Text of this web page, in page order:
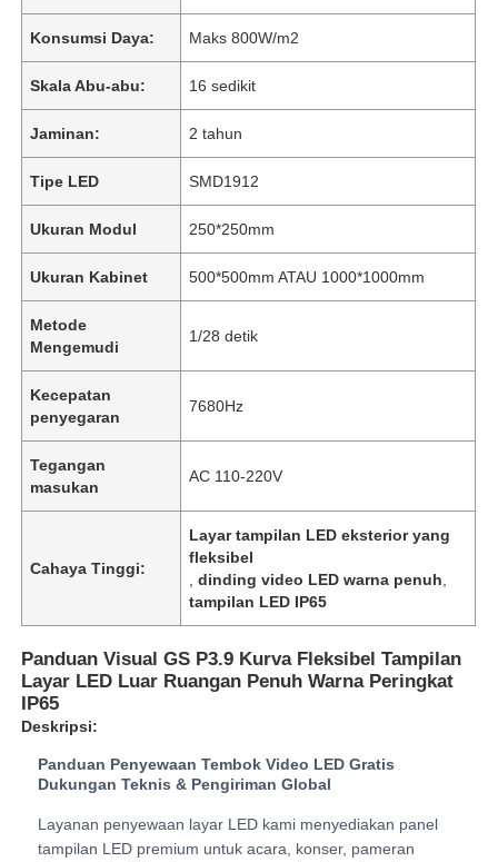
Video
Pertunjukan VR
Konsumsi Daya: Maks 800W/m2
Skala Abu-abu: 16 sedikit
Jaminan: 2 tahun
Tipe LED SMD1912
Ukuran Modul 250*250mm
Ukuran Kabinet 500*500mm ATAU 1000*1000mm
Metode
Mengemudi
1/28 detik
Kecepatan
penyegaran
7680Hz
Tegangan
masukan
AC 110-220V
Cahaya Tinggi:
Layar tampilan LED eksterior yang
fleksibel
,dinding video LED warna penuh
tampilan LED IP65
Panduan Visual GS P3.9 Kurva Fleksibel Tampilan
Layar LED Luar Ruangan Penuh Warna Peringkat
IP65
Deskripsi:
Panduan Penyewaan Tembok Video LED Gratis
Dukungan Teknis & Pengiriman Global
Layanan penyewaan layar LED kami menyediakan panel
tampilan LED premium untuk acara, konser, pameran